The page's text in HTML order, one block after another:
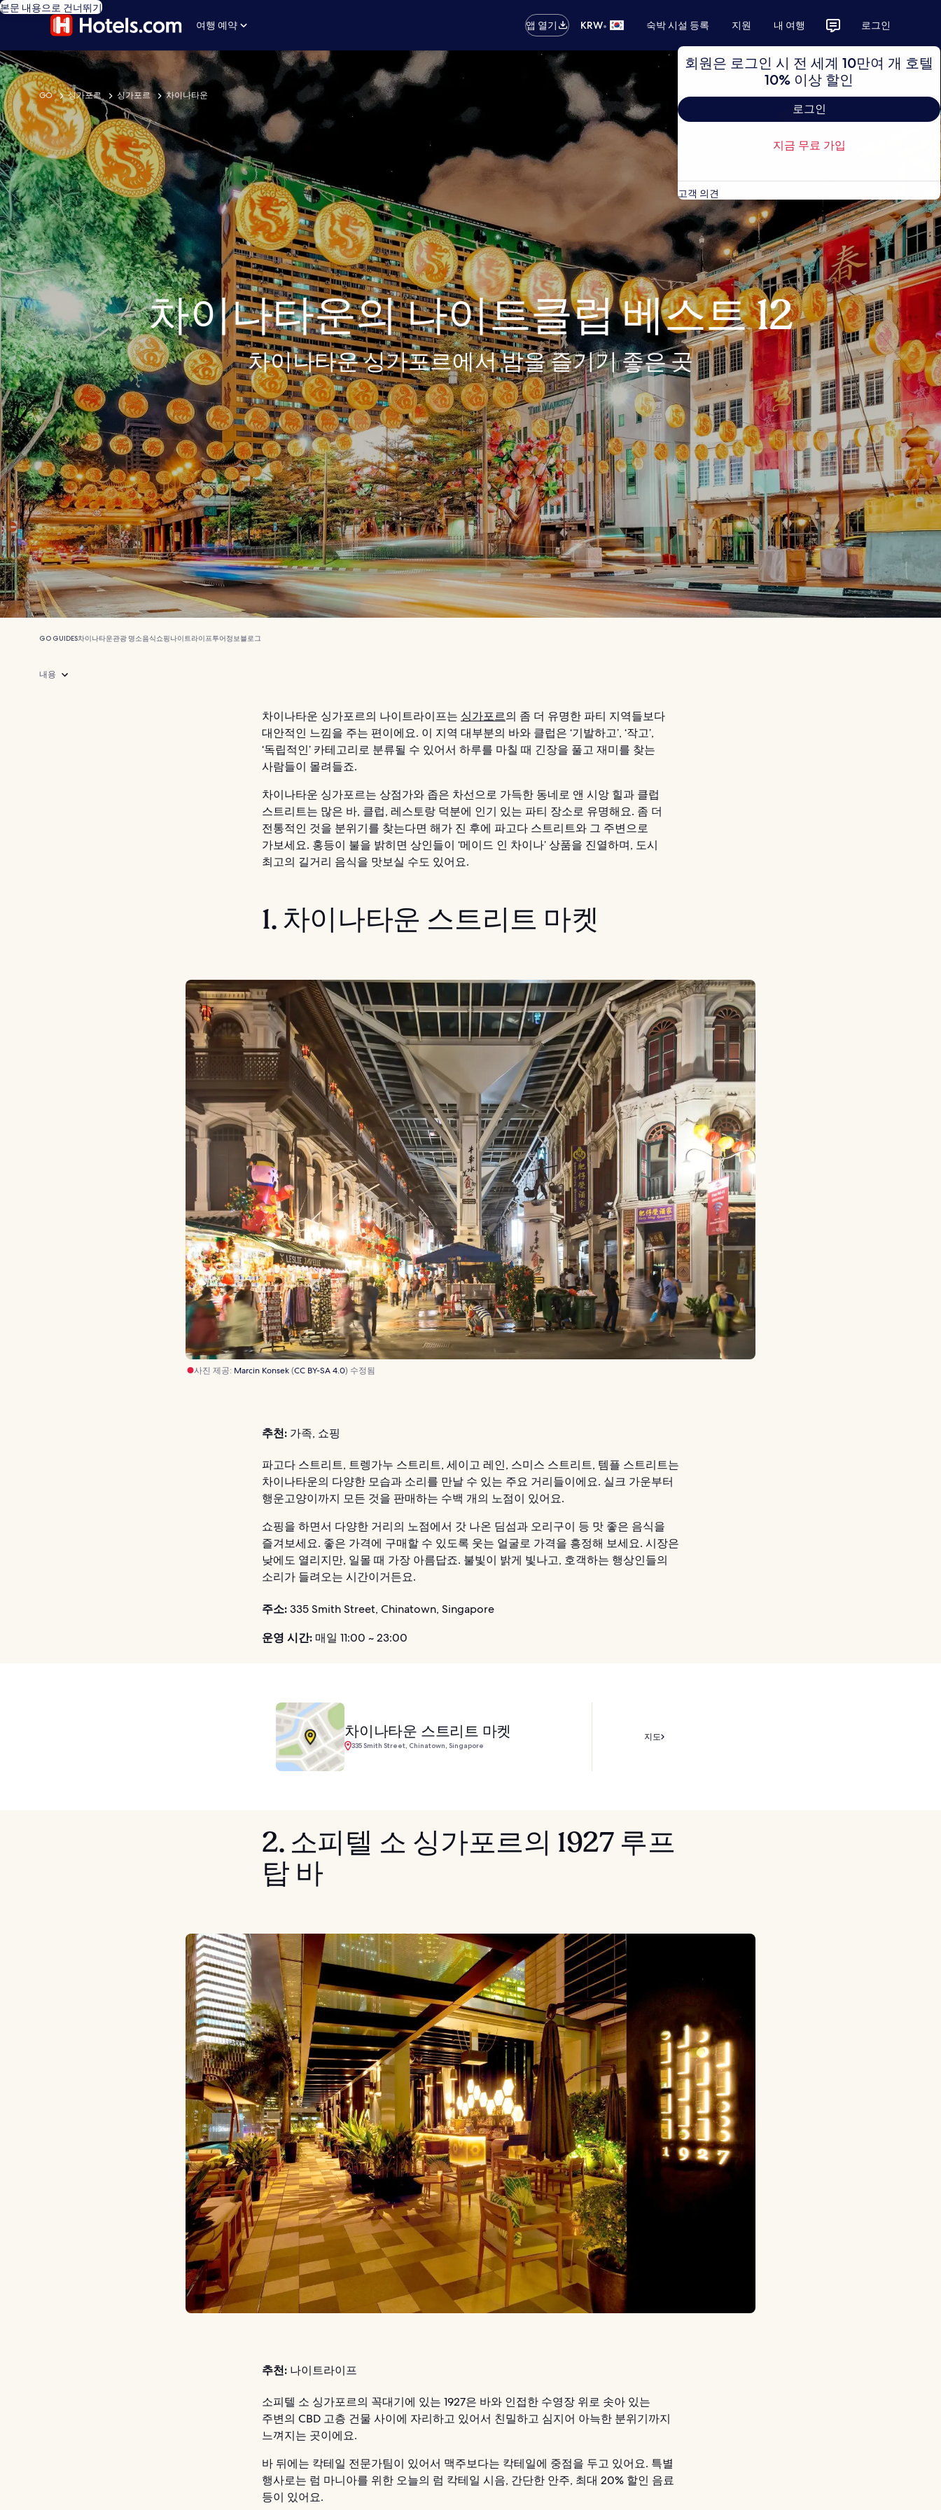
본문 내용으로 건너뛰기
여행 예약
앱 열기 KRW• 숙박 시설 등록 지원 내 여행 로그인
회원은 로그인 시 전 세계 10만여 개 호텔
10% 이상 할인
로그인
지금 무료 가입
고객 의견
GO 싱가포르 싱가포르 차이나타운
차이나타운의 나이트클럽 베스트 12
차이나타운 싱가포르에서 밤을 즐기기 좋은 곳
GO GUIDES차이나타운관광 명소음식쇼핑나이트라이프투어정보블로그
내용
차이나타운 싱가포르의 나이트라이프는 싱가포르의 좀 더 유명한 파티 지역들보다
대안적인 느낌을 주는 편이에요. 이 지역 대부분의 바와 클럽은 ‘기발하고’, ‘작고’,
‘독립적인’ 카테고리로 분류될 수 있어서 하루를 마칠 때 긴장을 풀고 재미를 찾는
사람들이 몰려들죠.
차이나타운 싱가포르는 상점가와 좁은 차선으로 가득한 동네로 앤 시앙 힐과 클럽
스트리트는 많은 바, 클럽, 레스토랑 덕분에 인기 있는 파티 장소로 유명해요. 좀 더
전통적인 것을 분위기를 찾는다면 해가 진 후에 파고다 스트리트와 그 주변으로
가보세요. 홍등이 불을 밝히면 상인들이 ‘메이드 인 차이나’ 상품을 진열하며, 도시
최고의 길거리 음식을 맛보실 수도 있어요.
1. 차이나타운 스트리트 마켓
사진 제공: Marcin Konsek(CC BY-SA 4.0) 수정됨
추천: 가족, 쇼핑
파고다 스트리트, 트렝가누 스트리트, 세이고 레인, 스미스 스트리트, 템플 스트리트는
차이나타운의 다양한 모습과 소리를 만날 수 있는 주요 거리들이에요. 실크 가운부터
행운고양이까지 모든 것을 판매하는 수백 개의 노점이 있어요.
쇼핑을 하면서 다양한 거리의 노점에서 갓 나온 딤섬과 오리구이 등 맛 좋은 음식을
즐겨보세요. 좋은 가격에 구매할 수 있도록 웃는 얼굴로 가격을 흥정해 보세요. 시장은
낮에도 열리지만, 일몰 때 가장 아름답죠. 불빛이 밝게 빛나고, 호객하는 행상인들의
소리가 들려오는 시간이거든요.
주소: 335 Smith Street, Chinatown, Singapore
운영 시간: 매일 11:00 ~ 23:00
차이나타운 스트리트 마켓
335 Smith Street, Chinatown, Singapore
지도
2. 소피텔 소 싱가포르의 1927 루프
탑 바
추천: 나이트라이프
소피텔 소 싱가포르의 꼭대기에 있는 1927은 바와 인접한 수영장 위로 솟아 있는
주변의 CBD 고층 건물 사이에 자리하고 있어서 친밀하고 심지어 아늑한 분위기까지
느껴지는 곳이에요.
바 뒤에는 칵테일 전문가팀이 있어서 맥주보다는 칵테일에 중점을 두고 있어요. 특별
행사로는 럼 마니아를 위한 오늘의 럼 칵테일 시음, 간단한 안주, 최대 20% 할인 음료
등이 있어요.